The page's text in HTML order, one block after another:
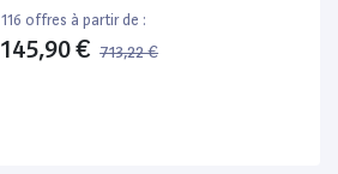
116 offres à partir de :
145,90 € 713,22 €